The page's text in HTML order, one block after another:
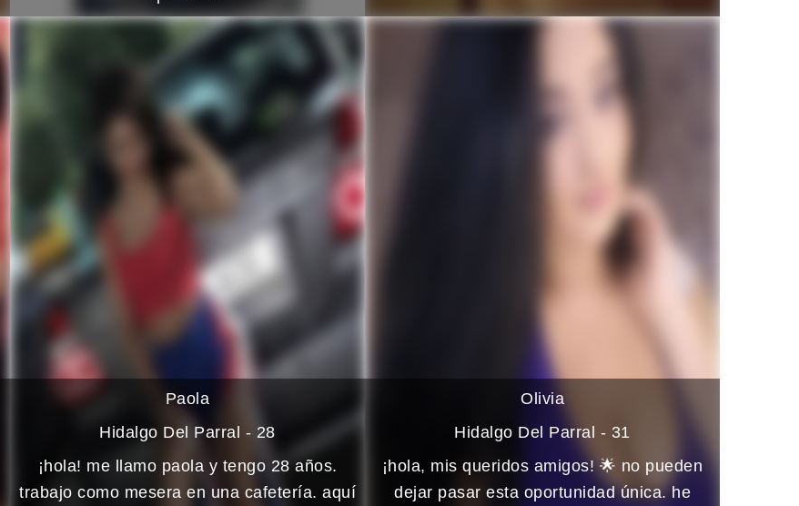
Paola
Hidalgo Del Parral - 28
¡hola! me llamo paola y tengo 28 años.
trabajo como mesera en una cafetería. aquí
Olivia
Hidalgo Del Parral - 31
¡hola, mis queridos amigos! 🌟 no pueden
dejar pasar esta oportunidad única. he